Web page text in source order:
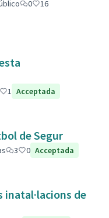
0
16
1 Acceptada
de Segur
3 0 Acceptada
inatal·lacions de